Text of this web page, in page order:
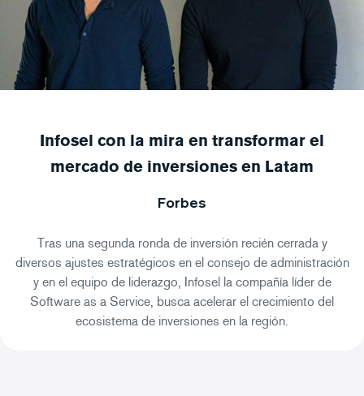
Infosel con la mira en transformar el
mercado de inversiones en Latam
Forbes
Tras una segunda ronda de inversión recién cerrada y
diversos ajustes estratégicos en el consejo de administración
y en el equipo de liderazgo, Infosel la compañía líder de
Software as a Service, busca acelerar el crecimiento del
ecosistema de inversiones en la región.